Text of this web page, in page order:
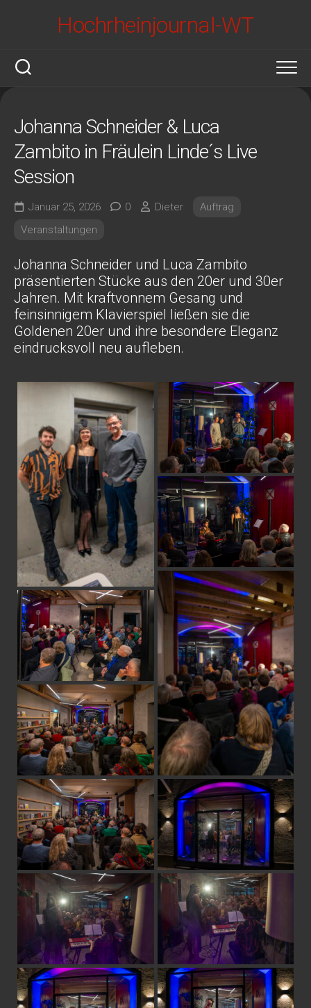
Hochrheinjournal-WT
Johanna Schneider & Luca
Zambito in Fräulein Linde´s Live
Session
Januar 25, 2026 0 Dieter
Auftrag
Veranstaltungen
Johanna Schneider und Luca Zambito
präsentierten Stücke aus den 20er und 30er
Jahren. Mit kraftvonnem Gesang und
feinsinnigem Klavierspiel ließen sie die
Goldenen 20er und ihre besondere Eleganz
eindrucksvoll neu aufleben.